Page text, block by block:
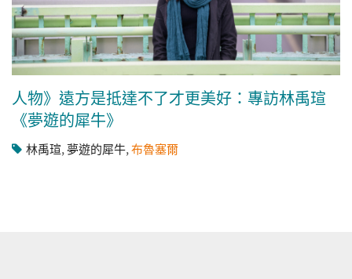
人物》遠方是抵達不了才更美好：專訪林禹瑄
《夢遊的犀牛》
林禹瑄,夢遊的犀牛,布魯塞爾